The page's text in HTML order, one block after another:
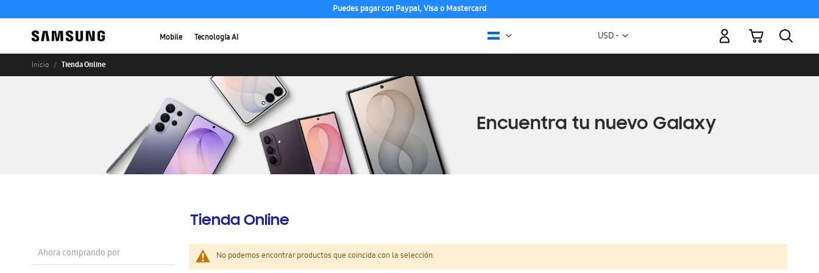
Puedes pagar con Paypal, Visa o Mastercard
Mobile Tecnología AI Moneda
USD -
Mi carrito
Inicio Tienda Online
Tienda Online
No podemos encontrar productos que coincida con la selección.
Ahora comprando por